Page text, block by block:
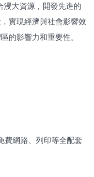
浸大資源，開發先進的
實現經濟與社會影響效
的影響力和重要性。
費網路、列印等全配套